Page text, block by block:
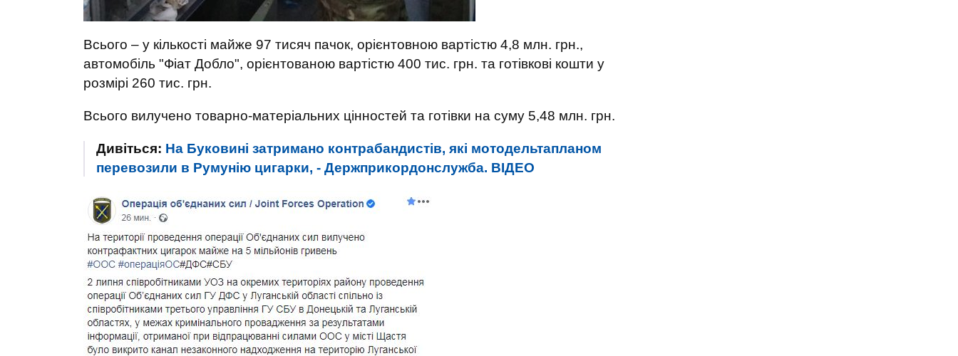
Всього – у кількості майже 97 тисяч пачок, орієнтовною вартістю 4,8 млн. грн.,
автомобіль "Фіат Добло", орієнтованою вартістю 400 тис. грн. та готівкові кошти у
розмірі 260 тис. грн.
Всього вилучено товарно-матеріальних цінностей та готівки на суму 5,48 млн. грн.
Дивіться: На Буковині затримано контрабандистів, які мотодельтапланом
перевозили в Румунію цигарки, - Держприкордонслужба. ВIДЕО